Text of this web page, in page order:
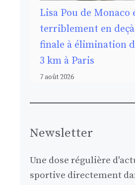
Lisa Pou de Monaco
terriblement en
finale à élimination
3 km à Paris
7 août 2026
Newsletter
Une dose régulière
sportive directement